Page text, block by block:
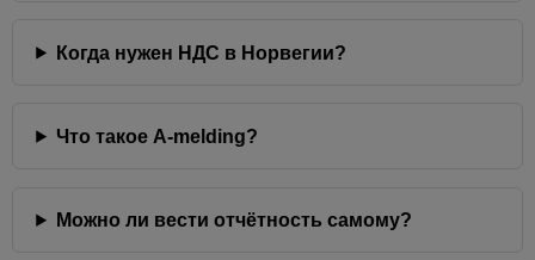
Когда нужен НДС в Норвегии?
Что такое A-melding?
Можно ли вести отчётность самому?